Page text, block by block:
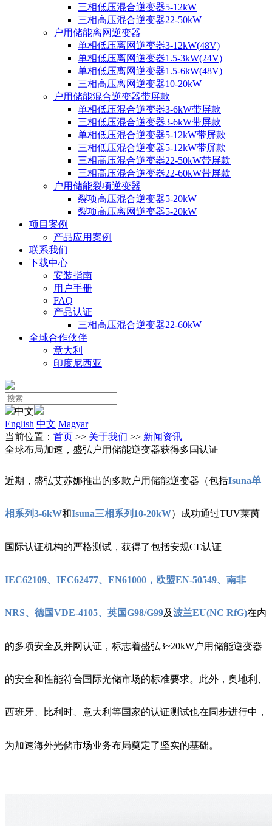
三相低压混合逆变器5-12kW
三相高压混合逆变器22-50kW
户用储能离网逆变器
单相低压离网逆变器3-12kW(48V)
单相低压离网逆变器1.5-3kW(24V)
单相低压离网逆变器1.5-6kW(48V)
三相高压离网逆变器10-20kW
户用储能混合逆变器带屏款
单相低压混合逆变器3-6kW带屏款
三相低压混合逆变器3-6kW带屏款
单相低压混合逆变器5-12kW带屏款
三相低压混合逆变器5-12kW带屏款
三相高压混合逆变器22-50kW带屏款
三相高压混合逆变器22-60kW带屏款
户用储能裂项逆变器
裂项高压混合逆变器5-20kW
裂项高压离网逆变器5-20kW
项目案例
产品应用案例
联系我们
下载中心
安装指南
用户手册
FAQ
产品认证
三相高压混合逆变器22-60kW
全球合作伙伴
意大利
印度尼西亚
中文
English 中文 Magyar
当前位置： 首页 >> 关于我们 >> 新闻资讯
全球布局加速，盛弘户用储能逆变器获得多国认证
近期，盛弘艾苏娜推出的多款户用储能逆变器（包括Isuna单
相系列3-6kW和Isuna三相系列10-20kW）成功通过TUV莱茵
国际认证机构的严格测试，获得了包括安规CE认证
IEC62109、IEC62477、EN61000，欧盟EN-50549、南非
NRS、德国VDE-4105、英国G98/G99及波兰EU(NC RfG)在内
的多项安全及并网认证，标志着盛弘3~20kW户用储能逆变器
的安全和性能符合国际光储市场的标准要求。此外，奥地利、
西班牙、比利时、意大利等国家的认证测试也在同步进行中，
为加速海外光储市场业务布局奠定了坚实的基础。